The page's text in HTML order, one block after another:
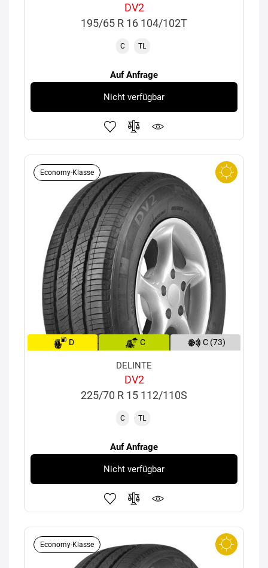
DV2
195/65 R 16 104/102T
C TL
Auf Anfrage
Nicht verfügbar
Economy-Klasse
D C C (73)
DELINTE
DV2
225/70 R 15 112/110S
C TL
Auf Anfrage
Nicht verfügbar
Economy-Klasse